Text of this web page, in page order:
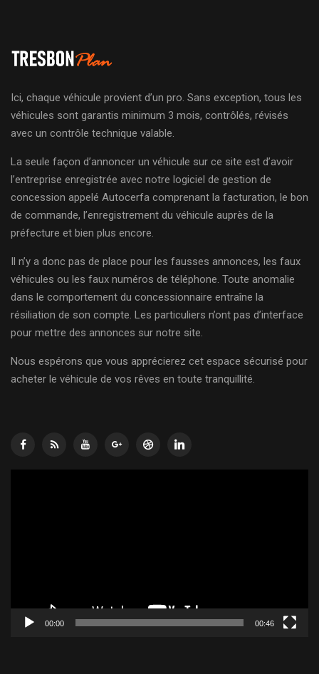
Ici, chaque véhicule provient d’un pro. Sans exception, tous les
véhicules sont garantis minimum 3 mois, contrôlés, révisés
avec un contrôle technique valable.
La seule façon d’annoncer un véhicule sur ce site est d’avoir
l’entreprise enregistrée avec notre logiciel de gestion de
concession appelé Autocerfa comprenant la facturation, le bon
de commande, l’enregistrement du véhicule auprès de la
préfecture et bien plus encore.
Il n’y a donc pas de place pour les fausses annonces, les faux
véhicules ou les faux numéros de téléphone. Toute anomalie
dans le comportement du concessionnaire entraîne la
résiliation de son compte. Les particuliers n’ont pas d’interface
pour mettre des annonces sur notre site.
Nous espérons que vous apprécierez cet espace sécurisé pour
acheter le véhicule de vos rêves en toute tranquillité.
00:00 00:46